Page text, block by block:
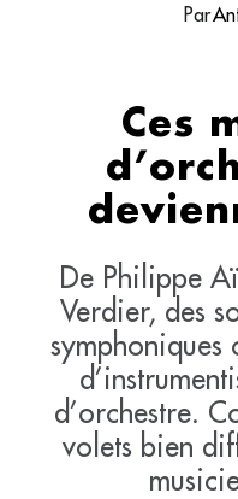
Par
Ces
De Philippe
Verdier, des
symphoniques
d’orchestre.
volets bien